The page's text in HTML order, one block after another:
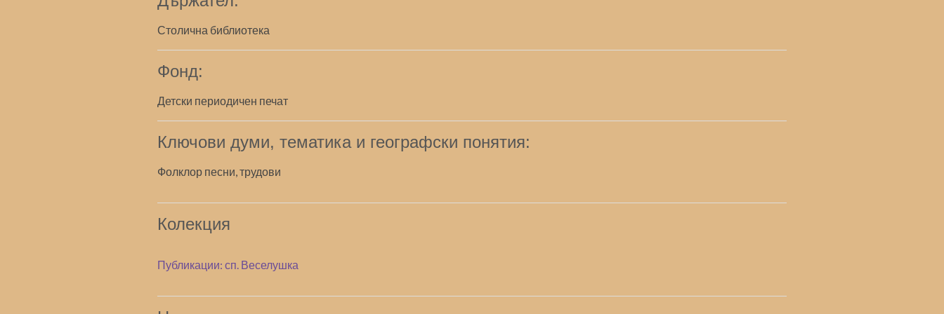
Столична библиотека
Фонд:
Детски периодичен печат
Ключови думи, тематика и географски понятия:
Фолклор песни, трудови
Колекция
Публикации: сп. Веселушка